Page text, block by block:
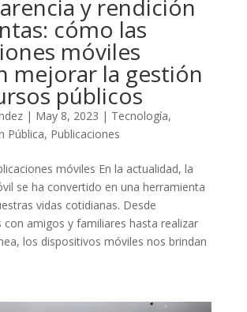
y rendición
cómo las
móviles
mejorar la gestión
públicos
| May 8, 2023 | Tecnología,
Pública, Publicaciones
móviles En la actualidad, la
se ha convertido en una herramienta
vidas cotidianas. Desde
con amigos y familiares hasta realizar
los dispositivos móviles nos brindan